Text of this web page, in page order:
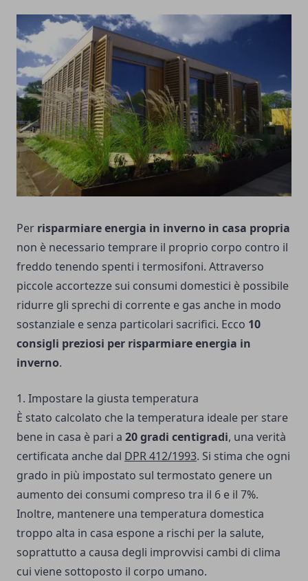
Per risparmiare energia in inverno in casa propria
non è necessario temprare il proprio corpo contro il
freddo tenendo spenti i termosifoni. Attraverso
piccole accortezze sui consumi domestici è possibile
ridurre gli sprechi di corrente e gas anche in modo
sostanziale e senza particolari sacrifici. Ecco 10
consigli preziosi per risparmiare energia in
inverno.
1. Impostare la giusta temperatura
È stato calcolato che la temperatura ideale per stare
bene in casa è pari a 20 gradi centigradi, una verità
certificata anche dal DPR 412/1993. Si stima che ogni
grado in più impostato sul termostato genere un
aumento dei consumi compreso tra il 6 e il 7%.
Inoltre, mantenere una temperatura domestica
troppo alta in casa espone a rischi per la salute,
soprattutto a causa degli improvvisi cambi di clima
cui viene sottoposto il corpo umano.